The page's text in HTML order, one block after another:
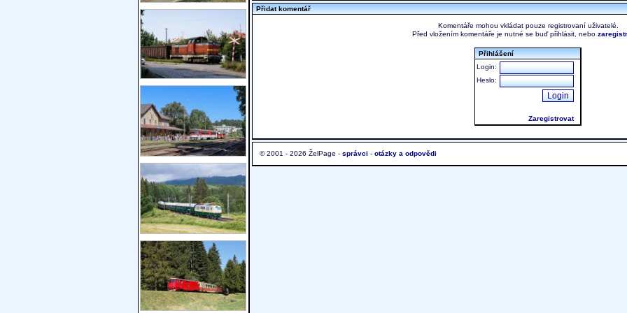
Přidat komentář
Komentáře mohou vkládat pouze registrovaní uživatelé.
Před vložením komentáře je nutné se buď přihlásit, nebo
Přihlášení
Login:
Heslo:
Zaregistrovat
© 2001 - 2026 ŽelPage - správci - otázky a odpovědi